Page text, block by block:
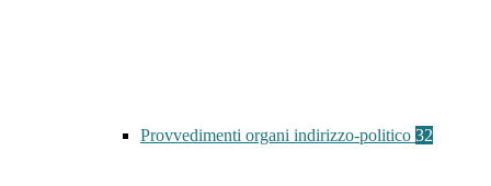
Provvedimenti organi indirizzo-politico 32